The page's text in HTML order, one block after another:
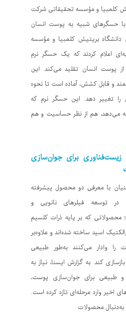
کلمبیا و مؤسسه تحقیقاتی شرکت
حسگرهای شبیه به پوست انسان
دانشگاه بریتیش کلمبیا و مؤسسه
اعلام کردند که یک حسگر نرم
از پوست انسان تقلید می‌کند. این
و قابل کشش، آماده است تا نحوه
را تغییر دهد. این حسگر نرم که
می‌دهد، هم از نظر حساسیت و هم
زیست‌فناوری برای جوان‌سازی
با معرفی دو محصول پیشرفته
در توسعه فیلرهای نانویی و
محصولاتی که بر پایه ذرات کلسیم
اسید ساخته شده‌اند و علاوه‌بر
را وادار می‌کنند به‌طور طبیعی
کند. به گزارش ایسنا، نیاز به
و طبیعی برای جوان‌سازی پوست،
اخیر وارد مرحله‌ای تازه کرده است.
به‌دنبال محصولات